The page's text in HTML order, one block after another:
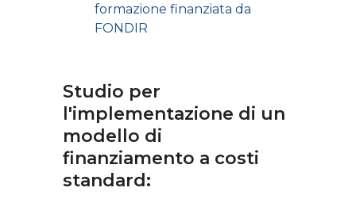
formazione finanziata da
FONDIR
Studio per
l'implementazione di un
modello di
finanziamento a costi
standard: